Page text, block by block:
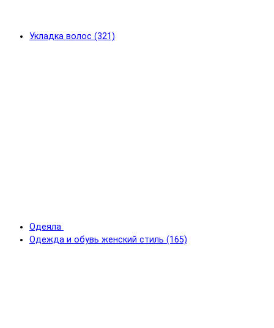
Укладка волос (321)
Одеяла
Одежда и обувь женский стиль (165)